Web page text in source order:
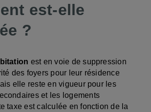
est-elle
?
est en voie de suppression
des foyers pour leur résidence
elle reste en vigueur pour les
et les logements
taxe est calculée en fonction de la